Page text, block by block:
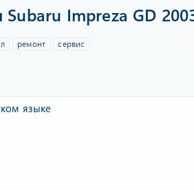
Impreza GD
ремонт сервис
языке